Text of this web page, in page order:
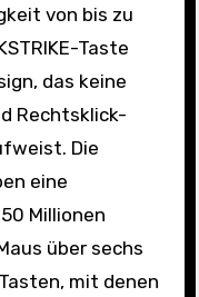
von bis zu
Taste
das keine
Rechtsklick-
Die
eine
Millionen
über sechs
mit denen